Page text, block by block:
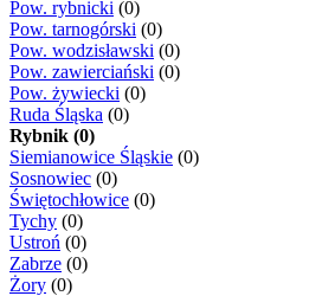
Pow. rybnicki (0)
Pow. tarnogórski (0)
Pow. wodzisławski (0)
Pow. zawierciański (0)
Pow. żywiecki (0)
Ruda Śląska (0)
Rybnik (0)
Siemianowice Śląskie (0)
Sosnowiec (0)
Świętochłowice (0)
Tychy (0)
Ustroń (0)
Zabrze (0)
Żory (0)